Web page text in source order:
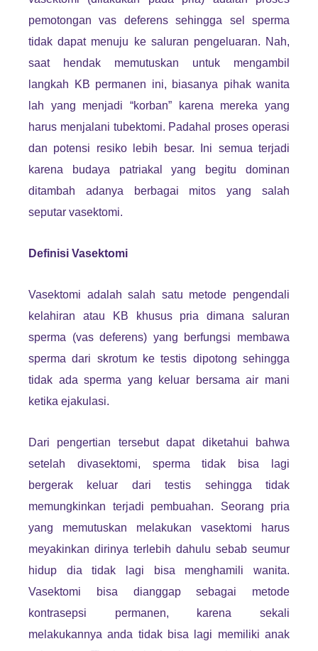
pemotongan vas deferens sehingga sel sperma
tidak dapat menuju ke saluran pengeluaran. Nah,
saat hendak memutuskan untuk mengambil
langkah KB permanen ini, biasanya pihak wanita
lah yang menjadi “korban” karena mereka yang
harus menjalani tubektomi. Padahal proses operasi
dan potensi resiko lebih besar. Ini semua terjadi
karena budaya patriakal yang begitu dominan
ditambah adanya berbagai mitos yang salah
seputar vasektomi.
Definisi Vasektomi
Vasektomi adalah salah satu metode pengendali
kelahiran atau KB khusus pria dimana saluran
sperma (vas deferens) yang berfungsi membawa
sperma dari skrotum ke testis dipotong sehingga
tidak ada sperma yang keluar bersama air mani
ketika ejakulasi.
Dari pengertian tersebut dapat diketahui bahwa
setelah divasektomi, sperma tidak bisa lagi
bergerak keluar dari testis sehingga tidak
memungkinkan terjadi pembuahan. Seorang pria
yang memutuskan melakukan vasektomi harus
meyakinkan dirinya terlebih dahulu sebab seumur
hidup dia tidak lagi bisa menghamili wanita.
Vasektomi bisa dianggap sebagai metode
kontrasepsi permanen, karena sekali
melakukannya anda tidak bisa lagi memiliki anak